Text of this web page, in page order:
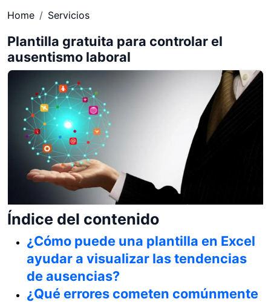
Home Servicios
Plantilla gratuita para controlar el
ausentismo laboral
Índice del contenido
¿Cómo puede una plantilla en Excel
ayudar a visualizar las tendencias
de ausencias?
¿Qué errores cometen comúnmente